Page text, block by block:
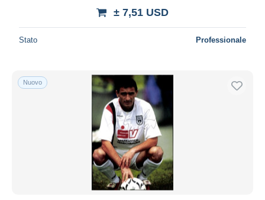
± 7,51 USD
Stato Professionale
Nuovo